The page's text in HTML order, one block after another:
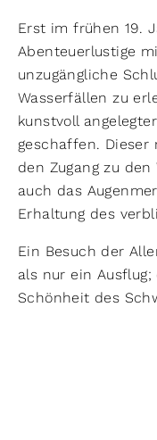
Erst im frühen 19.
Abenteuerlustige
unzugängliche
Wasserfällen zu
kunstvoll
geschaffen.
den Zugang zu
auch das
Erhaltung des
Ein Besuch der
als nur ein
Schönheit des